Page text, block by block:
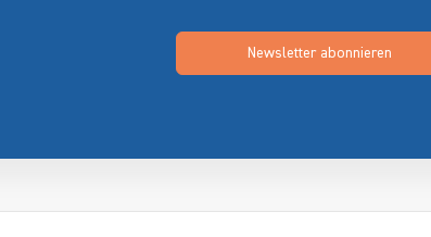
Newsletter abonnieren